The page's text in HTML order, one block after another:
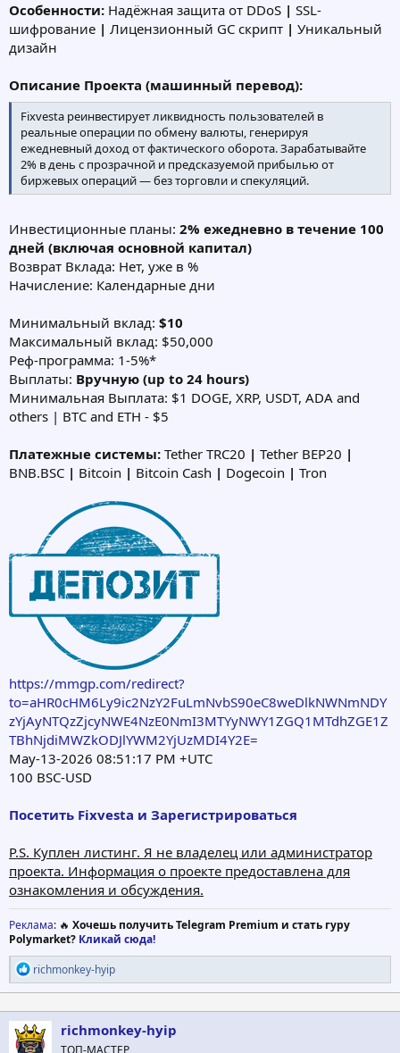
Особенности: Надёжная защита от DDoS | SSL-
шифрование | Лицензионный GC скрипт | Уникальный
дизайн
Описание Проекта (машинный перевод):
Fixvesta реинвестирует ликвидность пользователей в
реальные операции по обмену валюты, генерируя
ежедневный доход от фактического оборота. Зарабатывайте
2% в день с прозрачной и предсказуемой прибылью от
биржевых операций — без торговли и спекуляций.
Инвестиционные планы: 2% ежедневно в течение 100
дней (включая основной капитал)
Возврат Вклада: Нет, уже в %
Начисление: Календарные дни
Минимальный вклад: $10
Максимальный вклад: $50,000
Реф-программа: 1-5%*
Выплаты: Вручную (up to 24 hours)
Минимальная Выплата: $1 DOGE, XRP, USDT, ADA and
others | BTC and ETH - $5
Платежные системы: Tether TRC20 | Tether BEP20 |
BNB.BSC | Bitcoin | Bitcoin Cash | Dogecoin | Tron
https://mmgp.com/redirect?
to=aHR0cHM6Ly9ic2NzY2FuLmNvbS90eC8weDlkNWNmNDY
zYjAyNTQzZjcyNWE4NzE0NmI3MTYyNWY1ZGQ1MTdhZGE1Z
TBhNjdiMWZkODJlYWM2YjUzMDI4Y2E=
May-13-2026 08:51:17 PM +UTC
100 BSC-USD
Посетить Fixvesta и Зарегистрироваться
P.S. Куплен листинг. Я не владелец или администратор
проекта. Информация о проекте предоставлена для
ознакомления и обсуждения.
Реклама: 🔥 Хочешь получить Telegram Premium и стать гуру
Polymarket? Кликай сюда!
Р
е
а
к
ц
и
richmonkey-hyip
richmonkey-hyip
ТОП-МАСТЕР